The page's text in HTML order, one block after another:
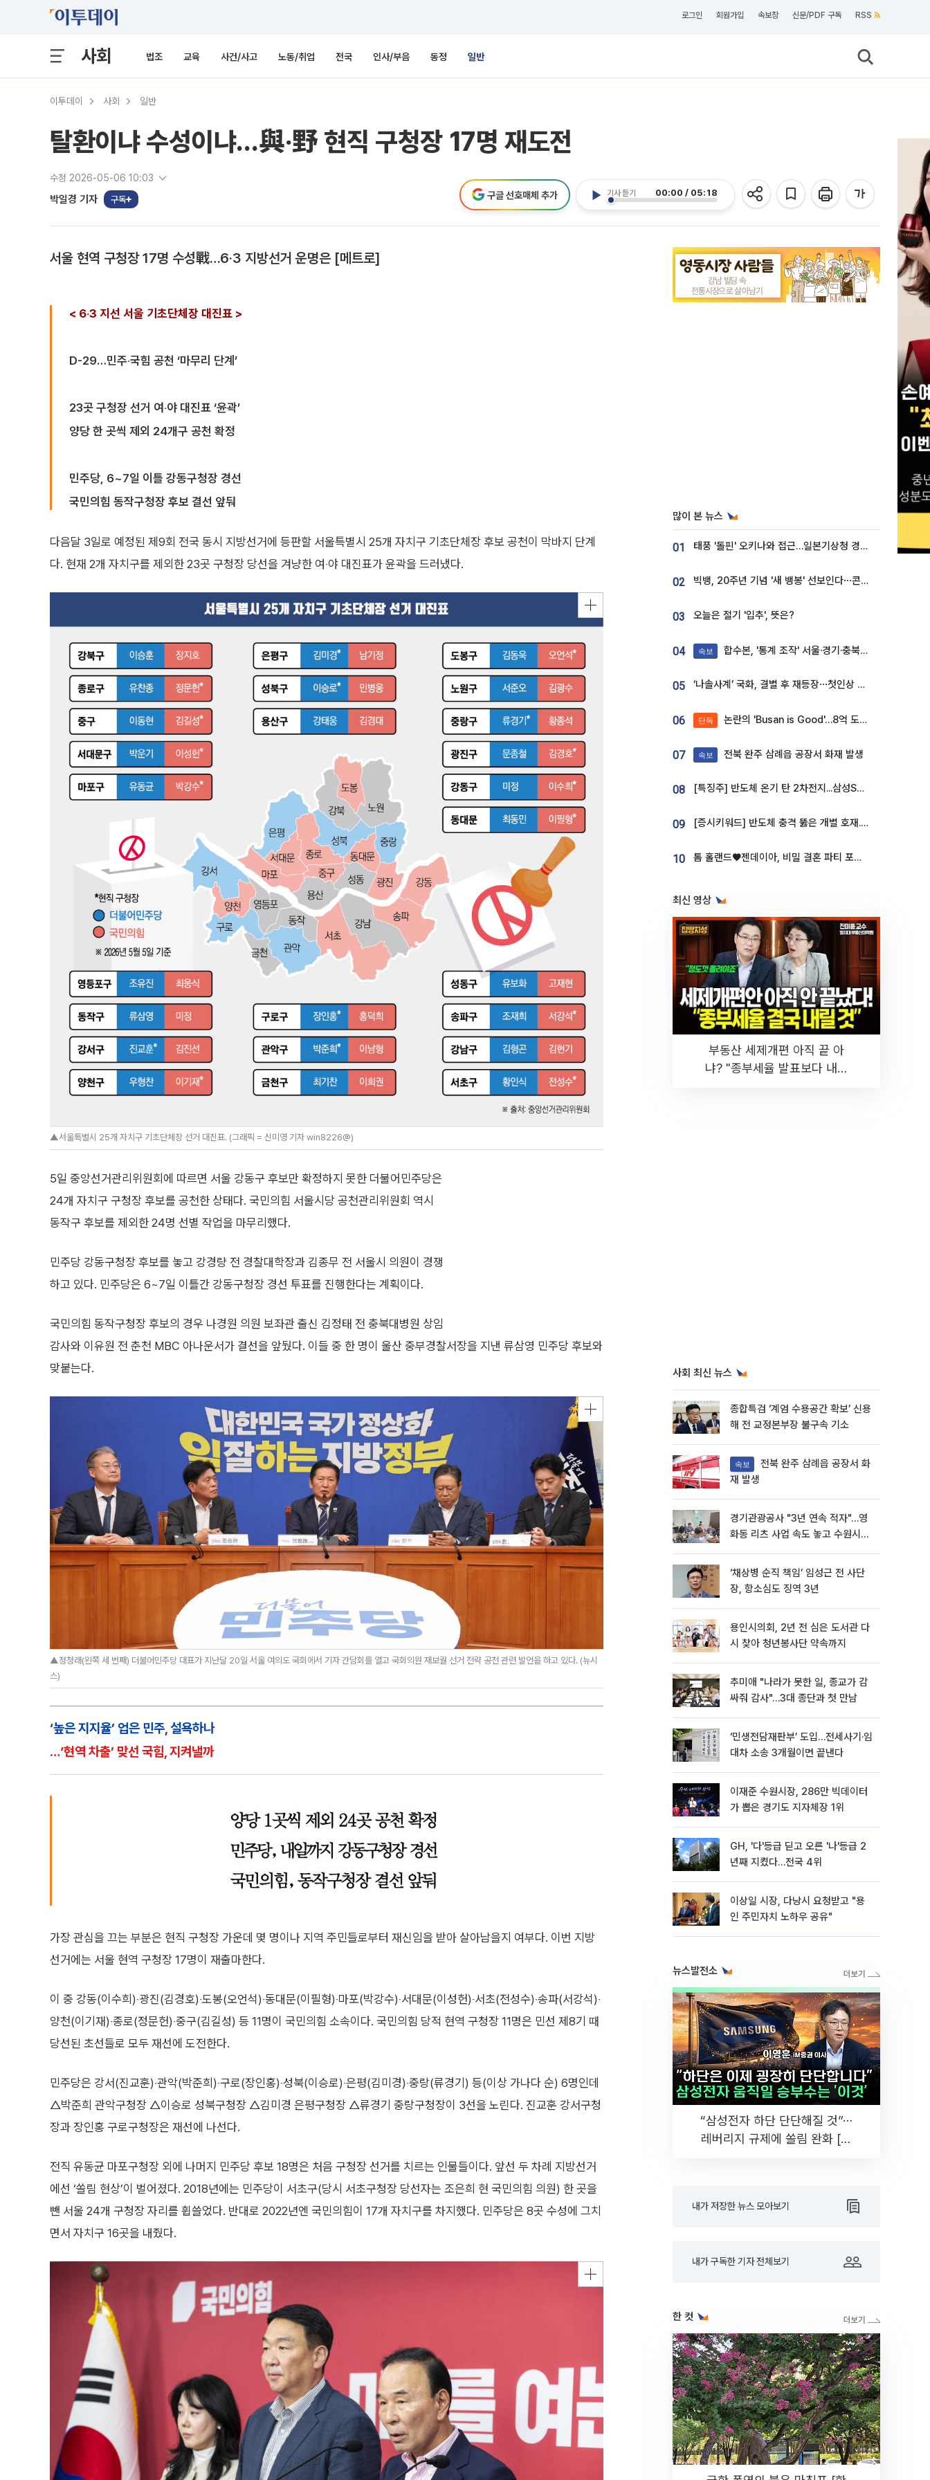
로그인 회원가입 속보창 신문/PDF 구독 RSS
사회 법조 교육 사건/사고 노동/취업 전국 인사/부음 동정 일반
이투데이 사회 일반
탈환이냐 수성이냐…與‧野 현직 구청장 17명 재도전
수정 2026-05-06 10:03
박일경 기자 구독
기사 듣기 00:00 / 05:18
구글 선호매체 추가
서울 현역 구청장 17명 수성戰…6‧3 지방선거 운명은 [메트로]
< 6‧3 지선 서울 기초단체장 대진표 >
D-29…민주‧국힘 공천 ‘마무리 단계’
23곳 구청장 선거 여‧야 대진표 ‘윤곽’
양당 한 곳씩 제외 24개구 공천 확정
민주당, 6~7일 이틀 강동구청장 경선
국민의힘 동작구청장 후보 결선 앞둬
다음달 3일로 예정된 제9회 전국 동시 지방선거에 등판할 서울특별시 25개 자치구 기초단체장 후보 공천이 막바지 단계
다. 현재 2개 자치구를 제외한 23곳 구청장 당선을 겨냥한 여‧야 대진표가 윤곽을 드러냈다.
▲서울특별시 25개 자치구 기초단체장 선거 대진표. (그래픽 = 신미영 기자 win8226@)
5일 중앙선거관리위원회에 따르면 서울 강동구 후보만 확정하지 못한 더불어민주당은
24개 자치구 구청장 후보를 공천한 상태다. 국민의힘 서울시당 공천관리위원회 역시
동작구 후보를 제외한 24명 선별 작업을 마무리했다.
민주당 강동구청장 후보를 놓고 강경량 전 경찰대학장과 김종무 전 서울시 의원이 경쟁
하고 있다. 민주당은 6~7일 이틀간 강동구청장 경선 투표를 진행한다는 계획이다.
국민의힘 동작구청장 후보의 경우 나경원 의원 보좌관 출신 김정태 전 충북대병원 상임
감사와 이유원 전 춘천 MBC 아나운서가 결선을 앞뒀다. 이들 중 한 명이 울산 중부경찰서장을 지낸 류삼영 민주당 후보와
맞붙는다.
▲정청래(왼쪽 세 번째) 더불어민주당 대표가 지난달 20일 서울 여의도 국회에서 기자 간담회를 열고 국회의원 재보궐 선거 전략 공천 관련 발언을 하고 있다. (뉴시
스)
‘높은 지지율’ 업은 민주, 설욕하나
…‘현역 차출’ 맞선 국힘, 지켜낼까
가장 관심을 끄는 부분은 현직 구청장 가운데 몇 명이나 지역 주민들로부터 재신임을 받아 살아남을지 여부다. 이번 지방
선거에는 서울 현역 구청장 17명이 재출마한다.
이 중 강동(이수희)‧광진(김경호)‧도봉(오언석)‧동대문(이필형)‧마포(박강수)‧서대문(이성헌)‧서초(전성수)‧송파(서강석)‧
양천(이기재)‧종로(정문헌)‧중구(김길성) 등 11명이 국민의힘 소속이다. 국민의힘 당적 현역 구청장 11명은 민선 제8기 때
당선된 초선들로 모두 재선에 도전한다.
민주당은 강서(진교훈)‧관악(박준희)‧구로(장인홍)‧성북(이승로)‧은평(김미경)‧중랑(류경기) 등(이상 가나다 순) 6명인데
△박준희 관악구청장 △이승로 성북구청장 △김미경 은평구청장 △류경기 중랑구청장이 3선을 노린다. 진교훈 강서구청
장과 장인홍 구로구청장은 재선에 나선다.
전직 유동균 마포구청장 외에 나머지 민주당 후보 18명은 처음 구청장 선거를 치르는 인물들이다. 앞선 두 차례 지방선거
에선 ‘쏠림 현상’이 벌어졌다. 2018년에는 민주당이 서초구(당시 서초구청장 당선자는 조은희 현 국민의힘 의원) 한 곳을
뺀 서울 24개 구청장 자리를 휩쓸었다. 반대로 2022년엔 국민의힘이 17개 자치구를 차지했다. 민주당은 8곳 수성에 그치
면서 자치구 16곳을 내줬다.
많이 본 뉴스
01 태풍 '돌핀' 오키나와 접근…일본기상청 경로 업데이트
02 빅뱅, 20주년 기념 '새 뱅봉' 선보인다⋯콘서트 앞두고 팝업 개최
03 오늘은 절기 '입추', 뜻은?
04 속보 합수본, '통계 조작' 서울·경기·충북 선관위 등 추가 압수수색
05 ‘나솔사계’ 국화, 결별 후 재등장⋯첫인상 투표 휩쓸고 ‘인기녀’ 등극
06 단독 논란의 'Busan is Good'…8억 도시브랜드, 용산 대통령실 CI 업체가 수행
07 속보 전북 완주 삼례읍 공장서 화재 발생
08 [특징주] 반도체 온기 탄 2차전지...삼성SDI, 장 초반 7% 넘게 껑충
09 [증시키워드] 반도체 충격 뚫은 개별 호재...포스코퓨처엠·에코프로·한화솔루션 '눈길'
10 톰 홀랜드♥젠데이아, 비밀 결혼 파티 포착⋯호텔 대관비만 9억
최신 영상
부동산 세제개편 아직 끝 아
냐? "종부세율 발표보다 내릴
사회 최신 뉴스
종합특검 ‘계엄 수용공간 확보’ 신용
해 전 교정본부장 불구속 기소
속보
재 발생
경기관광공사 "3년 연속 적자"…영
화동 리츠 사업 속도 놓고 수원시와
‘채상병 순직 책임’ 임성근 전 사단
장, 항소심도 징역 3년
용인시의회, 2년 전 심은 도서관 다
시 찾아 청년봉사단 약속까지
추미애 "나라가 못한 일, 종교가 감
싸줘 감사"…3대 종단과 첫 만남
‘민생전담재판부’ 도입…전세사기·임
대차 소송 3개월이면 끝낸다
이재준 수원시장, 286만 빅데이터
가 뽑은 경기도 지자체장 1위
GH, '다'등급 딛고 오른 '나'등급 2
년째 지켰다…전국 4위
이상일 시장, 다낭시 요청받고 "용
인 주민자치 노하우 공유"
뉴스발전소
“삼성전자 하단 단단해질 것”⋯
레버리지 규제에 쏠림 완화 [찐
내가 저장한 뉴스 모아보기
내가 구독한 기자 전체보기
한 컷